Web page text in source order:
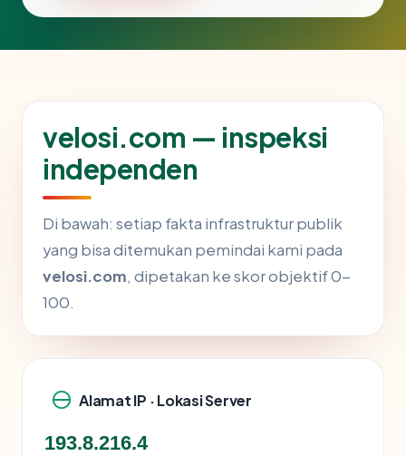
velosi.com — inspeksi
independen
Di bawah: setiap fakta infrastruktur publik
yang bisa ditemukan pemindai kami pada
velosi.com, dipetakan ke skor objektif 0-
100.
Alamat IP · Lokasi Server
193.8.216.4